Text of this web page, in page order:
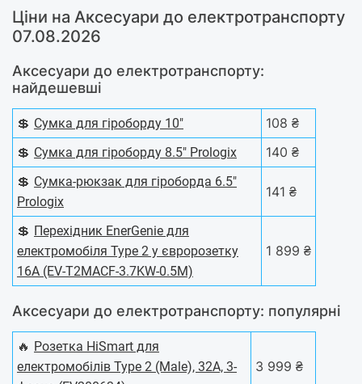
Ціни на Аксесуари до електротранспорту
07.08.2026
Аксесуари до електротранспорту:
найдешевші
💲 Сумка для гіроборду 10"
108 ₴
💲 Сумка для гіроборду 8.5" Prologix
140 ₴
💲 Сумка-рюкзак для гіроборда 6.5"
Prologix
141 ₴
💲 Перехідник EnerGenie для
електромобіля Type 2 у євророзетку
16А (EV-T2MACF-3.7KW-0.5M)
1 899 ₴
Аксесуари до електротранспорту: популярні
🔥 Розетка HiSmart для
електромобілів Type 2 (Male), 32A, 3-
3 999 ₴